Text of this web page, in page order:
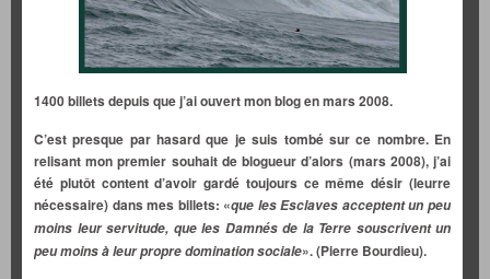
1400 billets depuis que j’ai ouvert mon blog en mars 2008.
C’est presque par hasard que je suis tombé sur ce nombre. En
relisant mon premier souhait de blogueur d’alors (mars 2008), j’ai
été plutôt content d’avoir gardé toujours ce même désir (leurre
nécessaire) dans mes billets: «que les Esclaves acceptent un peu
moins leur servitude, que les Damnés de la Terre souscrivent un
peu moins à leur propre domination sociale». (Pierre Bourdieu).